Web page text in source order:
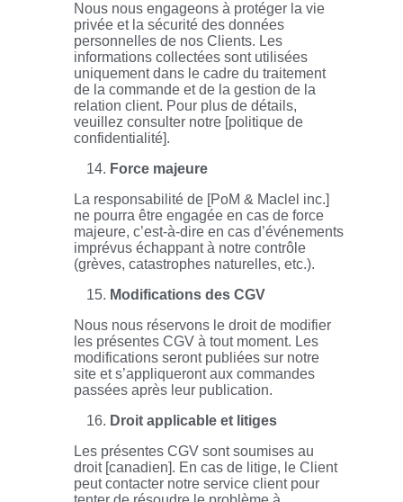
Nous nous engageons à protéger la vie
privée et la sécurité des données
personnelles de nos Clients. Les
informations collectées sont utilisées
uniquement dans le cadre du traitement
de la commande et de la gestion de la
relation client. Pour plus de détails,
veuillez consulter notre [politique de
confidentialité].
Force majeure
La responsabilité de [PoM & Maclel inc.]
ne pourra être engagée en cas de force
majeure, c’est-à-dire en cas d’événements
imprévus échappant à notre contrôle
(grèves, catastrophes naturelles, etc.).
Modifications des CGV
Nous nous réservons le droit de modifier
les présentes CGV à tout moment. Les
modifications seront publiées sur notre
site et s’appliqueront aux commandes
passées après leur publication.
Droit applicable et litiges
Les présentes CGV sont soumises au
droit [canadien]. En cas de litige, le Client
peut contacter notre service client pour